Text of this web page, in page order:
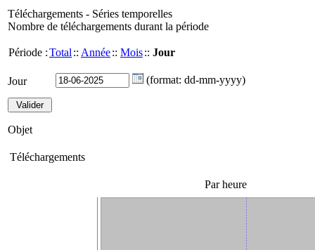
Téléchargements - Séries temporelles
Nombre de téléchargements durant la période
Période :Total :: Année:: Mois:: Jour
Jour (format: dd-mm-yyyy)
Objet
Téléchargements
Par heure